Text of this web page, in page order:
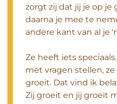
zorgt zij dat jij je op je
daarna je mee te
andere kant van al je
Ze heeft iets
met vragen stellen,
groeit. Dat vind ik
Zij groeit en jij groeit